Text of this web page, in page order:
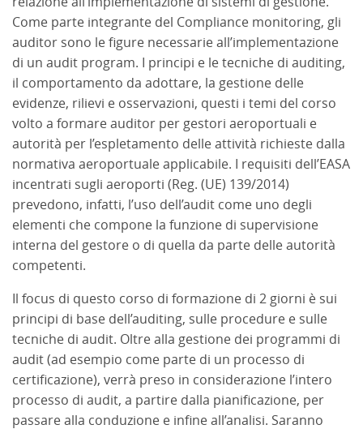
Come parte integrante del Compliance monitoring, gli
auditor sono le figure necessarie all’implementazione
di un audit program. I principi e le tecniche di auditing,
il comportamento da adottare, la gestione delle
evidenze, rilievi e osservazioni, questi i temi del corso
volto a formare auditor per gestori aeroportuali e
autorità per l’espletamento delle attività richieste dalla
normativa aeroportuale applicabile. I requisiti dell’EASA
incentrati sugli aeroporti (Reg. (UE) 139/2014)
prevedono, infatti, l’uso dell’audit come uno degli
elementi che compone la funzione di supervisione
interna del gestore o di quella da parte delle autorità
competenti.
Il focus di questo corso di formazione di 2 giorni è sui
principi di base dell’auditing, sulle procedure e sulle
tecniche di audit. Oltre alla gestione dei programmi di
audit (ad esempio come parte di un processo di
certificazione), verrà preso in considerazione l’intero
processo di audit, a partire dalla pianificazione, per
passare alla conduzione e infine all’analisi. Saranno